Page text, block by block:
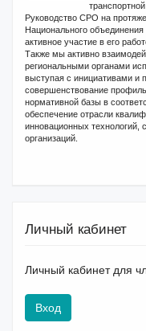
Руководство СРО на
Национального
активное участие в его
Также мы активно
региональными органами
выступая с инициативами и
совершенствование
нормативной базы в
обеспечение отрасли
инновационных технологий,
организаций.
Личный кабинет
Личный кабинет для
Вход